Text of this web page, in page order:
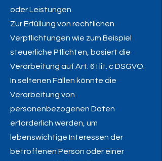
oder Leistungen.
Zur Erfüllung von rechtlichen
Verpflichtungen wie zum Beispiel
steuerliche Pflichten, basiert die
Verarbeitung auf Art. 6 I lit. c DSGVO.
In seltenen Fällen könnte die
Verarbeitung von
personenbezogenen Daten
erforderlich werden, um
lebenswichtige Interessen der
betroffenen Person oder einer